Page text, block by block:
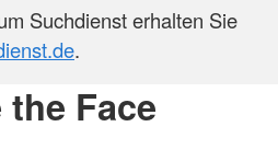
Suchdienst erhalten Sie
.
the Face